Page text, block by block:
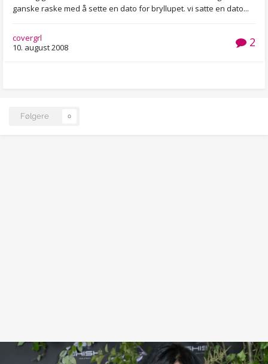
ganske raske med å sette en dato for bryllupet. vi satte en dato...
covergrl
10. august 2008
2
Følgere 0